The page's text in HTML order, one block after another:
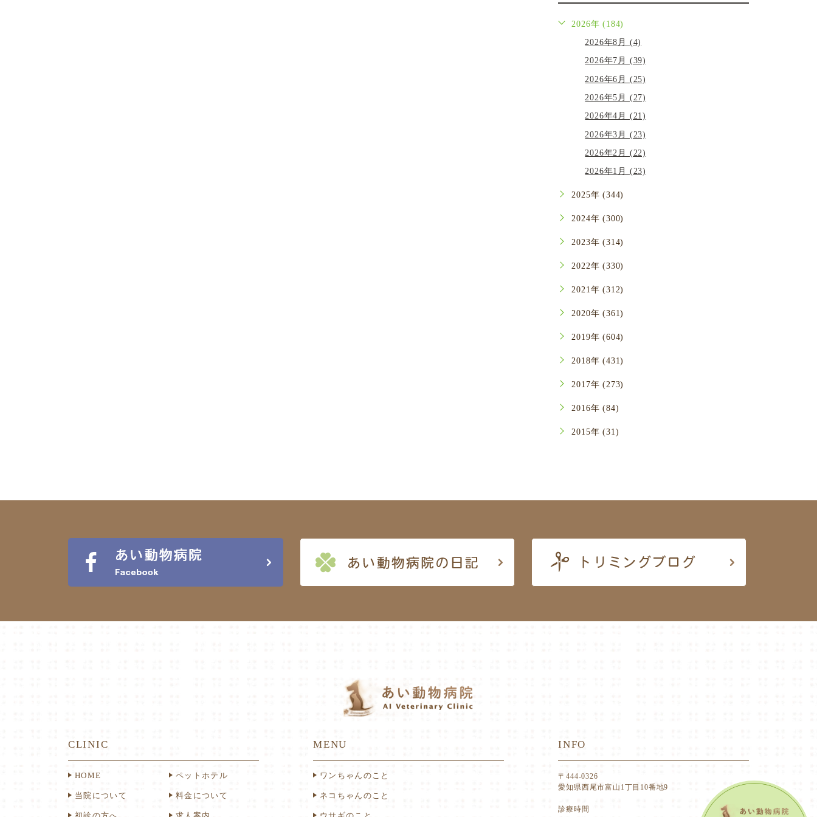
2026年 (184)
2026年8月 (4)
2026年7月 (39)
2026年6月 (25)
2026年5月 (27)
2026年4月 (21)
2026年3月 (23)
2026年2月 (22)
2026年1月 (23)
2025年 (344)
2024年 (300)
2023年 (314)
2022年 (330)
2021年 (312)
2020年 (361)
2019年 (604)
2018年 (431)
2017年 (273)
2016年 (84)
2015年 (31)
CLINIC
HOME
当院について
ペットホテル
料金について
MENU
ワンちゃんのこと
ネコちゃんのこと
INFO
〒444-0326
愛知県西尾市富山1丁目10番地9
診療時間